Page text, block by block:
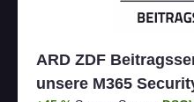
ARD ZDF
unsere M365